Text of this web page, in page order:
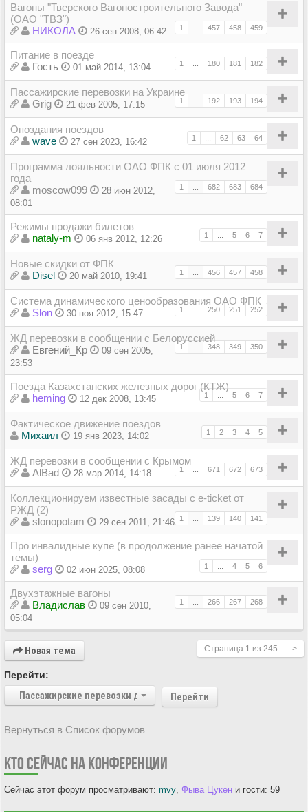
Вагоны "Тверского Вагоностроительного Завода"
(ОАО "ТВЗ")
1 457 458 459
НИКОЛА 26 сен 2008, 06:42
Питание в поезде
1 180 181 182
Гость 01 май 2014, 13:04
Пассажирские перевозки на Украине
1 192 193 194
Grig 21 фев 2005, 17:15
Опоздания поездов
1 62 63 64
wave 27 сен 2023, 16:42
Программа лояльности ОАО ФПК с 01 июля 2012
года
1 682 683 684
moscow099
28 июн 2012,
08:01
Режимы продажи билетов
1 5 6 7
nataly-m 06 янв 2012, 12:26
Новые скидки от ФПК
1 456 457 458
Disel 20 май 2010, 19:41
Система динамического ценообразования ОАО ФПК
1 250 251 252
Slon 30 ноя 2012, 15:47
ЖД перевозки в сообщении с Белоруссией
1 348 349 350
Евгений_Кр
09 сен 2005,
23:53
Поезда Казахстанских железных дорог (КТЖ)
1 5 6 7
heming 12 дек 2008, 13:45
Фактическое движение поездов
1 2 3 4 5
Михаил 19 янв 2023, 14:02
ЖД перевозки в сообщении с Крымом
1 671 672 673
AlBad 28 мар 2014, 14:18
Коллекционируем известные засады с e-ticket от
РЖД (2)
1 139 140 141
slonopotam 29 сен 2011, 21:46
Про инвалидные купе (в продолжение ранее начатой
темы)
1 4 5 6
serg 02 июн 2025, 08:08
Двухэтажные вагоны
1 266 267 268
Владиcлав
09 сен 2010,
05:04
Новая тема Страница 1 из 245 >
Перейти:
Пассажирские перевозки дальнего следования
Перейти
Вернуться в Список форумов
КТО СЕЙЧАС НА КОНФЕРЕНЦИИ
Сейчас этот форум просматривают: mvy Фыва Цукен и гости: 59